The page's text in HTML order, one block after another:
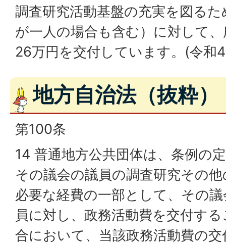
調査研究活動基盤の充実を図る
が一人の場合も含む）に対して
26万円を交付しています。(令和
地方自治法（抜粋）
第100条
14 普通地方公共団体は、条例の
その議会の議員の調査研究その
必要な経費の一部として、その
員に対し、政務活動費を交付す
合において、当該政務活動費の